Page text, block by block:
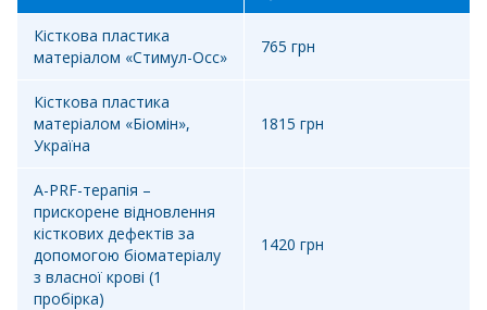
Кісткова пластика
матеріалом «Стимул-Осс»
765 грн
Кісткова пластика
матеріалом «Біомін»,
Україна
1815 грн
A-PRF-терапія –
прискорене відновлення
кісткових дефектів за
допомогою біоматеріалу
з власної крові (1
пробірка)
1420 грн